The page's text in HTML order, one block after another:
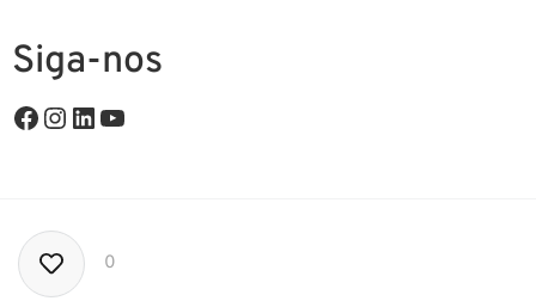
Siga-nos
0